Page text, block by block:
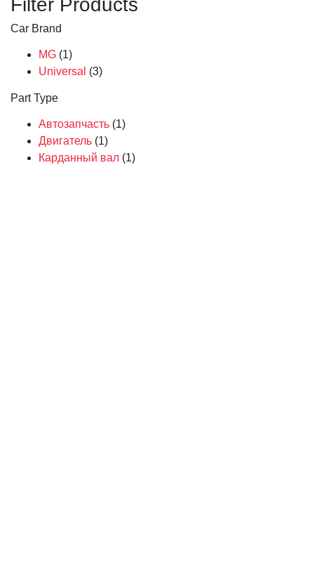
Filter Products
Car Brand
MG (1)
Universal (3)
Part Type
Автозапчасть (1)
Двигатель (1)
Карданный вал (1)